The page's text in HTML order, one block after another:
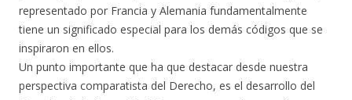
representado por Francia y Alemania fundamentalmente
tiene un significado especial para los demás códigos que se
inspiraron en ellos.
Un punto importante que ha que destacar desde nuestra
perspectiva comparatista del Derecho, es el desarrollo del